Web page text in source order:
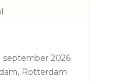
september 2026
Rotterdam